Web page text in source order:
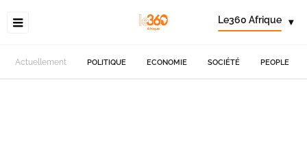
Le360 Afrique ▾
Actuellement POLITIQUE ECONOMIE SOCIÉTÉ PEOPLE